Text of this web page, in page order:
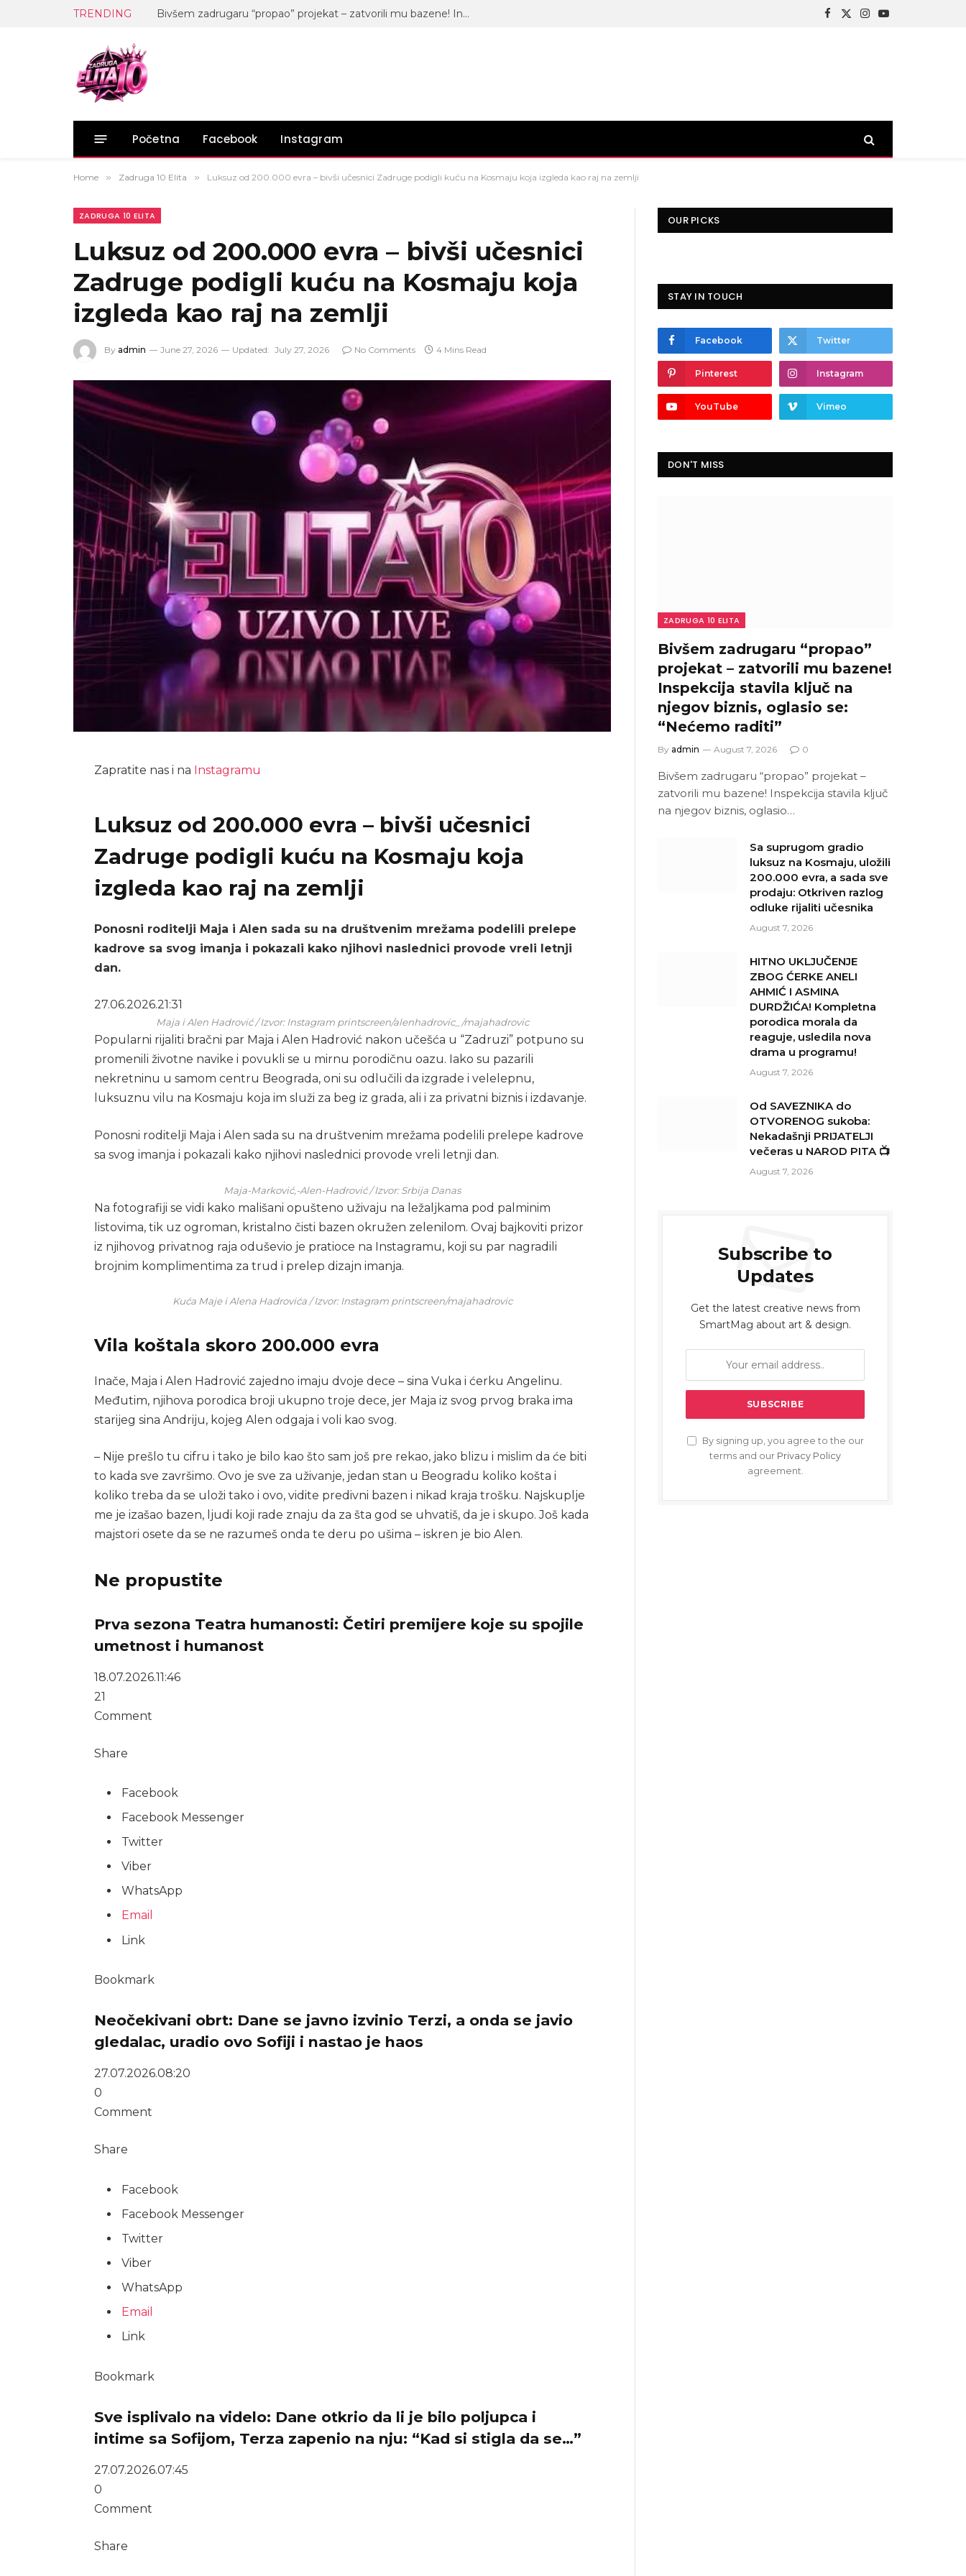
TRENDING Bivšem zadrugaru “propao” projekat – zatvorili mu bazene! Inspekcija stavila ključ na njegov biznis, oglasio se: “Nećemo raditi” Facebook
X
Instagram
YouTube
Početna Facebook Instagram
Home » Zadruga 10 Elita » Luksuz od 200.000 evra – bivši učesnici Zadruge podigli kuću na Kosmaju koja izgleda kao raj na zemlji
ZADRUGA 10 ELITA
Luksuz od 200.000 evra – bivši učesnici
Zadruge podigli kuću na Kosmaju koja
izgleda kao raj na zemlji
By admin June 27, 2026 Updated: July 27, 2026 No Comments 4 Mins Read
Zapratite nas i na Instagramu
Luksuz od 200.000 evra – bivši učesnici
Zadruge podigli kuću na Kosmaju koja
izgleda kao raj na zemlji
Ponosni roditelji Maja i Alen sada su na društvenim mrežama podelili prelepe
kadrove sa svog imanja i pokazali kako njihovi naslednici provode vreli letnji
dan.
27.06.2026.21:31
Maja i Alen Hadrović / Izvor: Instagram printscreen/alenhadrovic_/majahadrovic
Popularni rijaliti bračni par Maja i Alen Hadrović nakon učešća u “Zadruzi” potpuno su
promenili životne navike i povukli se u mirnu porodičnu oazu. Iako su pazarili
nekretninu u samom centru Beograda, oni su odlučili da izgrade i velelepnu,
luksuznu vilu na Kosmaju koja im služi za beg iz grada, ali i za privatni biznis i izdavanje.
Ponosni roditelji Maja i Alen sada su na društvenim mrežama podelili prelepe kadrove
sa svog imanja i pokazali kako njihovi naslednici provode vreli letnji dan.
Maja-Marković,-Alen-Hadrović / Izvor: Srbija Danas
Na fotografiji se vidi kako mališani opušteno uživaju na ležaljkama pod palminim
listovima, tik uz ogroman, kristalno čisti bazen okružen zelenilom. Ovaj bajkoviti prizor
iz njihovog privatnog raja oduševio je pratioce na Instagramu, koji su par nagradili
brojnim komplimentima za trud i prelep dizajn imanja.
Kuća Maje i Alena Hadrovića / Izvor: Instagram printscreen/majahadrovic
Vila koštala skoro 200.000 evra
Inače, Maja i Alen Hadrović zajedno imaju dvoje dece – sina Vuka i ćerku Angelinu.
Međutim, njihova porodica broji ukupno troje dece, jer Maja iz svog prvog braka ima
starijeg sina Andriju, kojeg Alen odgaja i voli kao svog.
– Nije prešlo tu cifru i tako je bilo kao što sam još pre rekao, jako blizu i mislim da će biti
to kada sve završimo. Ovo je sve za uživanje, jedan stan u Beogradu koliko košta i
koliko treba da se uloži tako i ovo, vidite predivni bazen i nikad kraja trošku. Najskuplje
me je izašao bazen, ljudi koji rade znaju da za šta god se uhvatiš, da je i skupo. Još kada
majstori osete da se ne razumeš onda te deru po ušima – iskren je bio Alen.
Ne propustite
Prva sezona Teatra humanosti: Četiri premijere koje su spojile
umetnost i humanost
18.07.2026.11:46
21
Comment
Share
Facebook
Facebook Messenger
Twitter
Viber
WhatsApp
Email
Link
Bookmark
Neočekivani obrt: Dane se javno izvinio Terzi, a onda se javio
gledalac, uradio ovo Sofiji i nastao je haos
27.07.2026.08:20
0
Comment
Share
Facebook
Facebook Messenger
Twitter
Viber
WhatsApp
Email
Link
Bookmark
Sve isplivalo na videlo: Dane otkrio da li je bilo poljupca i
intime sa Sofijom, Terza zapenio na nju: “Kad si stigla da se…”
27.07.2026.07:45
0
Comment
Share
OUR PICKS
STAY IN TOUCH
Facebook Twitter
Pinterest Instagram
YouTube Vimeo
DON'T MISS
ZADRUGA 10 ELITA
Bivšem zadrugaru “propao”
projekat – zatvorili mu bazene!
Inspekcija stavila ključ na
njegov biznis, oglasio se:
“Nećemo raditi”
By admin August 7, 2026 0
Bivšem zadrugaru “propao” projekat –
zatvorili mu bazene! Inspekcija stavila ključ
na njegov biznis, oglasio…
Sa suprugom gradio
luksuz na Kosmaju, uložili
200.000 evra, a sada sve
prodaju: Otkriven razlog
odluke rijaliti učesnika
August 7, 2026
HITNO UKLJUČENJE
ZBOG ĆERKE ANELI
AHMIĆ I ASMINA
DURDŽIĆA! Kompletna
porodica morala da
reaguje, usledila nova
drama u programu!
August 7, 2026
Od SAVEZNIKA do
OTVORENOG sukoba:
Nekadašnji PRIJATELJI
večeras u NAROD PITA 📺
August 7, 2026
Subscribe to
Updates
Get the latest creative news from
SmartMag about art & design.
By signing up, you agree to the our
terms and our Privacy Policy
agreement.